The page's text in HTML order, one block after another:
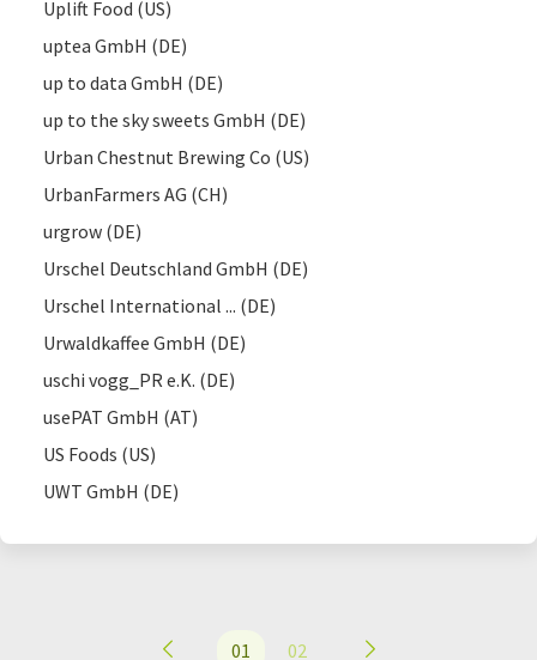
Uplift Food (US)
uptea GmbH (DE)
up to data GmbH (DE)
up to the sky sweets GmbH (DE)
Urban Chestnut Brewing Co (US)
UrbanFarmers AG (CH)
urgrow (DE)
Urschel Deutschland GmbH (DE)
Urschel International ... (DE)
Urwaldkaffee GmbH (DE)
uschi vogg_PR e.K. (DE)
usePAT GmbH (AT)
US Foods (US)
UWT GmbH (DE)
01 02